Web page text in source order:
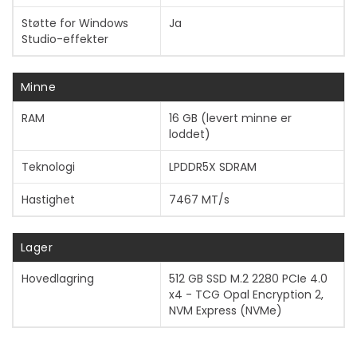
Støtte for Windows
Studio-effekter
Ja
Minne
RAM
16 GB (levert minne er
loddet)
Teknologi LPDDR5X SDRAM
Hastighet 7467 MT/s
Lager
Hovedlagring
512 GB SSD M.2 2280 PCIe 4.0
x4 - TCG Opal Encryption 2,
NVM Express (NVMe)